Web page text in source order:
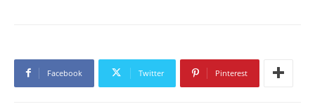
Facebook Twitter Pinterest